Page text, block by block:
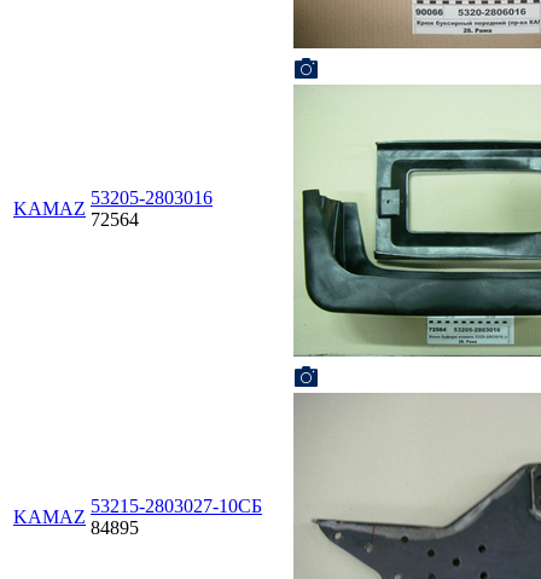
KAMAZ
53205-2803016
72564
KAMAZ
53215-2803027-10СБ
84895